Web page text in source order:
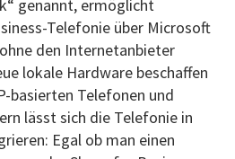
genannt, ermöglicht
Telefonie über Microsoft
den Internetanbieter
lokale Hardware beschaffen
basierten Telefonen und
lässt sich die Telefonie in
Egal ob man einen